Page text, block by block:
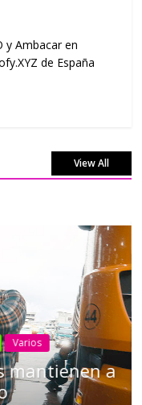
y Ambacar en
de España
View All
Varios
mantienen a